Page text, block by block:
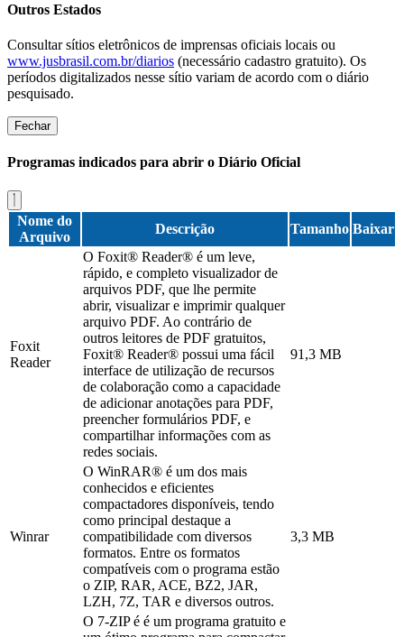
Outros Estados
Consultar sítios eletrônicos de imprensas oficiais locais ou
www.jusbrasil.com.br/diarios (necessário cadastro gratuito). Os
períodos digitalizados nesse sítio variam de acordo com o diário
pesquisado.
Fechar
Programas indicados para abrir o Diário Oficial
Nome do
Arquivo
Descrição Tamanho Baixar
Foxit
Reader
O Foxit® Reader® é um leve,
rápido, e completo visualizador de
arquivos PDF, que lhe permite
abrir, visualizar e imprimir qualquer
arquivo PDF. Ao contrário de
outros leitores de PDF gratuitos,
Foxit® Reader® possui uma fácil
interface de utilização de recursos
de colaboração como a capacidade
de adicionar anotações para PDF,
preencher formulários PDF, e
compartilhar informações com as
redes sociais.
91,3 MB
Winrar
O WinRAR® é um dos mais
conhecidos e eficientes
compactadores disponíveis, tendo
como principal destaque a
compatibilidade com diversos
formatos. Entre os formatos
compatíveis com o programa estão
o ZIP, RAR, ACE, BZ2, JAR,
LZH, 7Z, TAR e diversos outros.
3,3 MB
O 7-ZIP é é um programa gratuito e